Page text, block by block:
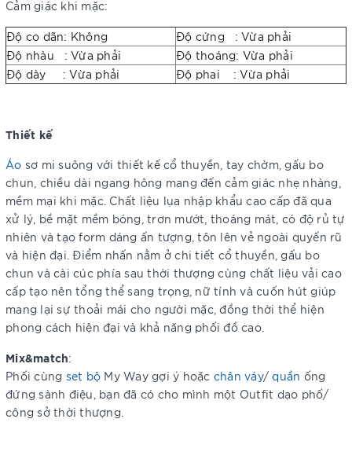
Cảm giác khi mặc:
Độ co dãn: Không
Độ cứng : Vừa phải
Độ nhàu : Vừa phải
Độ thoáng: Vừa phải
Độ dày : Vừa phải
Độ phai : Vừa phải
Thiết kế
Áo sơ mi suông với thiết kế cổ thuyền, tay chờm, gấu bo
chun, chiều dài ngang hông mang đến cảm giác nhẹ nhàng,
mềm mại khi mặc. Chất liệu lụa nhập khẩu cao cấp đã qua
xử lý, bề mặt mềm bóng, trơn mướt, thoáng mát, có độ rủ tự
nhiên và tạo form dáng ấn tượng, tôn lên vẻ ngoài quyến rũ
và hiện đại. Điểm nhấn nằm ở chi tiết cổ thuyền, gấu bo
chun và cài cúc phía sau thời thượng cùng chất liệu vải cao
cấp tạo nên tổng thể sang trọng, nữ tính và cuốn hút giúp
mang lại sự thoải mái cho người mặc, đồng thời thể hiện
phong cách hiện đại và khả năng phối đồ cao.
Mix&match:
Phối cùng set bộ My Way gợi ý hoặc chân váy/quần ống
đứng sành điệu, bạn đã có cho mình một Outfit dạo phố/
công sở thời thượng.